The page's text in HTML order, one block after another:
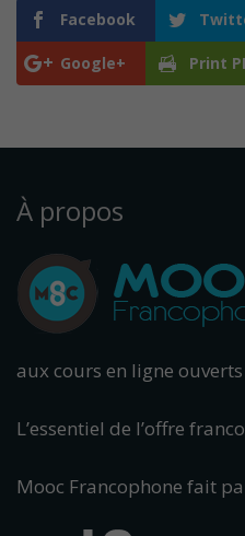
Facebook
Google+ Print
À propos
aux cours en ligne
L’essentiel de l’offre
Mooc Francophone fait